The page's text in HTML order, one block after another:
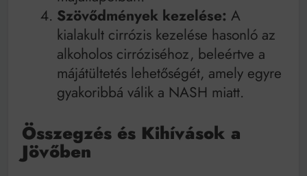
Szövődmények kezelése: A
kialakult cirrózis kezelése hasonló az
alkoholos cirróziséhoz, beleértve a
májátültetés lehetőségét, amely egyre
gyakoribbá válik a NASH miatt.
Összegzés és Kihívások a
Jövőben